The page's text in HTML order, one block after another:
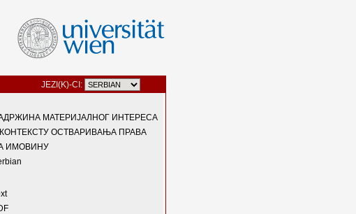
JEZI(K)-CI:
МАТЕРИЈАЛНОГ ИНТЕРЕСА
ОСТВАРИВАЊА ПРАВА
ИМОВИНУ